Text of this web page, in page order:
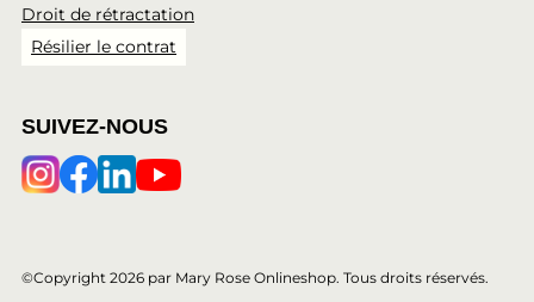
Droit de rétractation
Résilier le contrat
SUIVEZ-NOUS
©Copyright 2026 par Mary Rose Onlineshop. Tous droits réservés.